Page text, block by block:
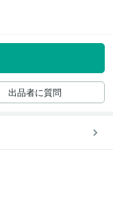
出品者に質問